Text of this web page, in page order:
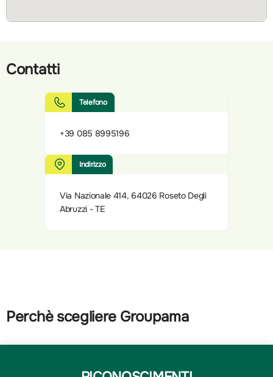
Contatti
Telefono
+39 085 8995196
Indirizzo
Via Nazionale 414, 64026 Roseto Degli
Abruzzi - TE
Perchè scegliere Groupama